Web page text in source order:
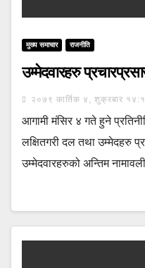
मुख्य समाचार राजनीति
उम्मेदवारहरु
२०७९ कार्तिक ४, शुक्रबार
आगामी मंसिर ४ गते हुने
लक्षितगरी दल तथा उम्मेदहरु
उम्मेदवारहरुको अन्तिम